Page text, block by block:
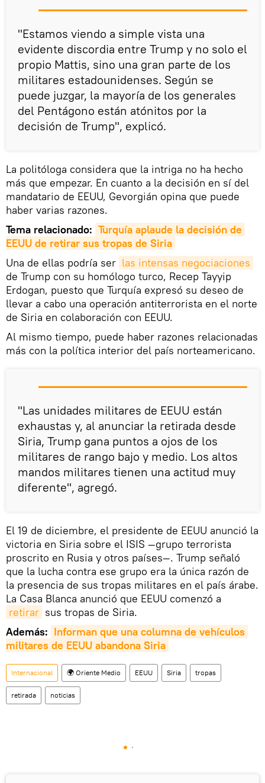
"Estamos viendo a simple vista una
evidente discordia entre Trump y no solo el
propio Mattis, sino una gran parte de los
militares estadounidenses. Según se
puede juzgar, la mayoría de los generales
del Pentágono están atónitos por la
decisión de Trump", explicó.
La politóloga considera que la intriga no ha hecho
más que empezar. En cuanto a la decisión en sí del
mandatario de EEUU, Gevorgián opina que puede
haber varias razones.
Tema relacionado: Turquía aplaude la decisión de
EEUU de retirar sus tropas de Siria
Una de ellas podría ser las intensas negociaciones
de Trump con su homólogo turco, Recep Tayyip
Erdogan, puesto que Turquía expresó su deseo de
llevar a cabo una operación antiterrorista en el norte
de Siria en colaboración con EEUU.
Al mismo tiempo, puede haber razones relacionadas
más con la política interior del país norteamericano.
"Las unidades militares de EEUU están
exhaustas y, al anunciar la retirada desde
Siria, Trump gana puntos a ojos de los
militares de rango bajo y medio. Los altos
mandos militares tienen una actitud muy
diferente", agregó.
El 19 de diciembre, el presidente de EEUU anunció la
victoria en Siria sobre el ISIS —grupo terrorista
proscrito en Rusia y otros países—. Trump señaló
que la lucha contra ese grupo era la única razón de
la presencia de sus tropas militares en el país árabe.
La Casa Blanca anunció que EEUU comenzó a
retirar sus tropas de Siria.
Además: Informan que una columna de vehículos
militares de EEUU abandona Siria
Internacional 🌍 Oriente Medio EEUU Siria tropas
retirada noticias